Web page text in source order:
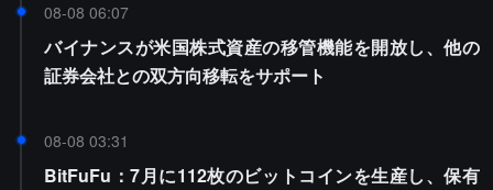
08-08 06:07
バイナンスが米国株式資産の移管機能を開放し、他の
証券会社との双方向移転をサポート
08-08 03:31
BitFuFu：7月に112枚のビットコインを生産し、保有